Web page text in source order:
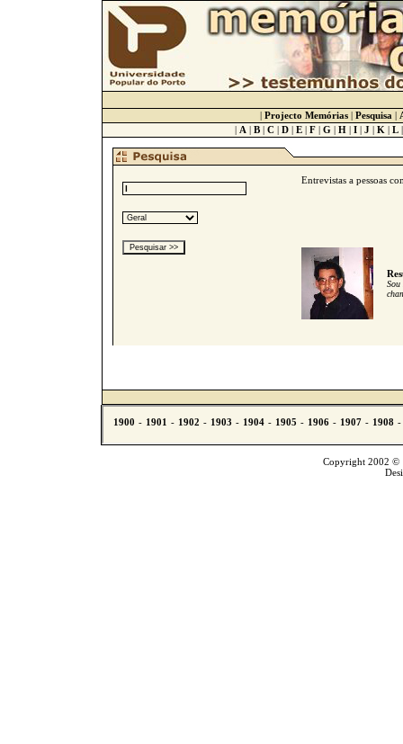
| Projecto Memórias | Pesquisa |
| A | B | C | D | E | F | G | H | I | J | K | L
Entrevistas a pessoas
Copyright 2002 ©